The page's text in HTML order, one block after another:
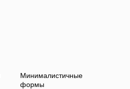
Минималистичные
формы